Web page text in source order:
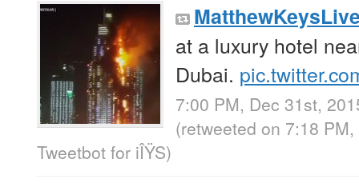
at a luxury hotel
Dubai.
7:00 PM, Dec 31st,
(retweeted on 7:18
Tweetbot for iÎŸS)